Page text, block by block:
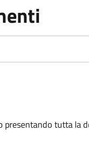
presentando tutta la